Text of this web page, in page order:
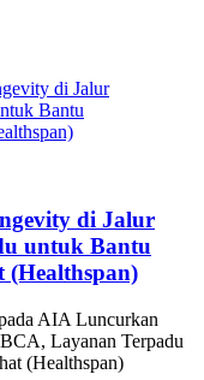
di Jalur
untuk Bantu
(Healthspan)
AIA Luncurkan
Layanan Terpadu
(Healthspan)